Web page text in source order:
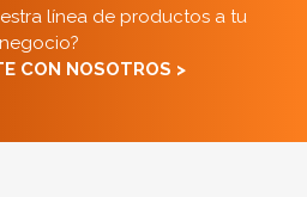
línea de productos a tu
negocio?
CON NOSOTROS >